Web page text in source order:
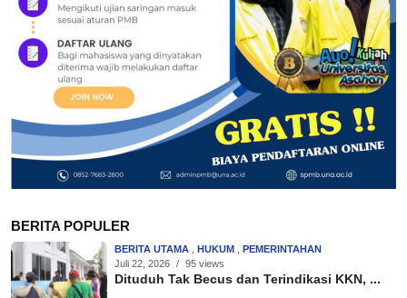
BERITA POPULER
BERITA UTAMA HUKUM
PEMERINTAHAN
Juli 22, 2026 / 95 views
Dituduh Tak Becus dan Terindikasi KKN, ...